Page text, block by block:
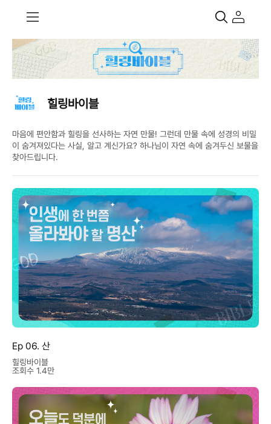
힐링바이블
마음에 편안함과 힐링을 선사하는 자연 만물! 그런데 만물 속에 성경의 비밀
이 숨겨져있다는 사실, 알고 계신가요? 하나님이 자연 속에 숨겨두신 보물을
찾아드립니다.
Ep 06. 산
힐링바이블
조회수 1.4만